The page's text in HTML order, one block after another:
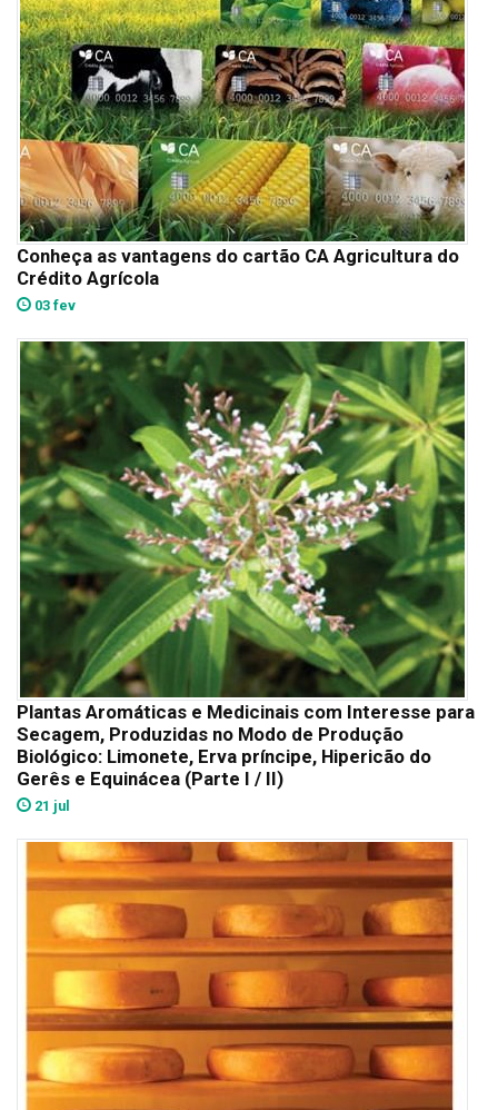
Conheça as vantagens do cartão CA Agricultura do
Crédito Agrícola
03 fev
Plantas Aromáticas e Medicinais com Interesse para
Secagem, Produzidas no Modo de Produção
Biológico: Limonete, Erva príncipe, Hipericão do
Gerês e Equinácea (Parte I / II)
21 jul